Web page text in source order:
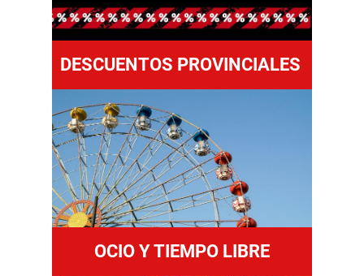
DESCUENTOS PROVINCIALES
OCIO Y TIEMPO LIBRE